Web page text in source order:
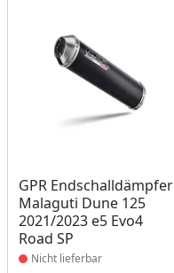
GPR Endschalldämpfer
Malaguti Dune 125
2021/2023 e5 Evo4
Road SP
Produkt nicht lieferbar
Nicht lieferbar